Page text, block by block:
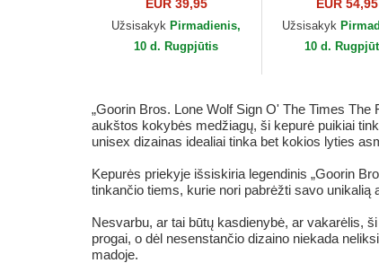
Bros.
EUR 39,95
Užsisakyk Pirmadienis,
10 d. Rugpjūtis
Element The
Goorin Bros.
EUR 54,95
Užsisakyk
10 d.
„Goorin Bros. Lone Wolf Sign O' The Times
aukštos kokybės medžiagų, ši kepurė puikiai
unisex dizainas idealiai tinka bet kokios lyties
Kepurės priekyje išsiskiria legendinis „Goorin
tinkančio tiems, kurie nori pabrėžti savo
Nesvarbu, ar tai būtų kasdienybė, ar vakarėlis,
progai, o dėl nesenstančio dizaino niekada
madoje.